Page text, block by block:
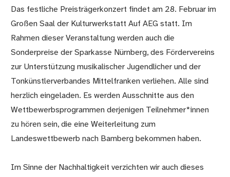
Das festliche Preisträgerkonzert findet am 28. Februar im
Großen Saal der Kulturwerkstatt Auf AEG statt. Im
Rahmen dieser Veranstaltung werden auch die
Sonderpreise der Sparkasse Nürnberg, des Fördervereins
zur Unterstützung musikalischer Jugendlicher und der
Tonkünstlerverbandes Mittelfranken verliehen. Alle sind
herzlich eingeladen. Es werden Ausschnitte aus den
Wettbewerbsprogrammen derjenigen Teilnehmer*innen
zu hören sein, die eine Weiterleitung zum
Landeswettbewerb nach Bamberg bekommen haben.
Im Sinne der Nachhaltigkeit verzichten wir auch dieses